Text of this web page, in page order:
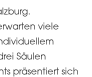
viele
Säulen
präsentiert sich